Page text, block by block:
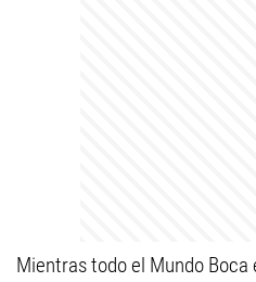
Mientras todo el Mundo